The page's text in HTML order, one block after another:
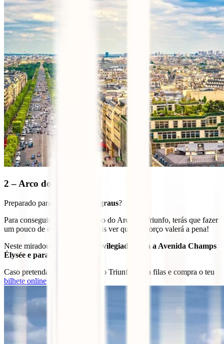
2 – Arco do Triunfo
Preparado para subires 300 degraus?
Para conseguires chegar ao topo do Arco do Triunfo, terás que fazer
um pouco de exercício, mas vais ver que o esforço valerá a pena!
Neste miradouro terás
vista privilegiada para a Avenida Champs
Élysée e para a Torre Eiffel
Caso pretendas visitar o Arco do Triunfo, evita filas e compra o teu
bilhete online